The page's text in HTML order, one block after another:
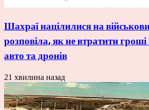
Шахраї націлилися на
розповіла, як не втратити гроші
авто та дронів
21 хвилина назад